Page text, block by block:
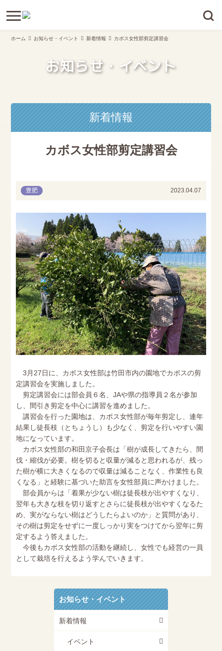
ホーム お知らせ・イベント 新着情報 カボス女性部剪定講習会
お知らせ・イベント
お知らせ・イベント
新着情報
イベント
新着情報
カボス女性部剪定講習会
豊肥 2023.04.07
3月27日に、カボス女性部は竹田市内の園地でカボスの剪
定講習会を実施しました。
剪定講習会には部会員６名、JAや県の指導員２名が参加
し、間引き剪定を中心に講習を進めました。
講習会を行った園地は、カボス女性部が毎年剪定し、連年
結果し徒長枝（とちょうし）も少なく、剪定を行いやすい園
地になっています。
カボス女性部の和田京子会長は「樹が成長してきたら、間
伐・縮伐が必要。樹を切ると収量が減ると思われるが、残っ
た樹が横に大きくなるので収量は減ることなく、作業性も良
くなる」と経験に基づいた助言を女性部員に声かけました。
部会員からは「着果が少ない樹は徒長枝が出やすくなり、
翌年も大きな枝を切り返すとさらに徒長枝が出やすくなるた
め、実がならない樹はどうしたらよいのか」と質問があり、
その樹は剪定をせずに一度しっかり実をつけてから翌年に剪
定するよう答えました。
今後もカボス女性部の活動を継続し、女性でも経営の一員
として栽培を行えるよう学んでいきます。